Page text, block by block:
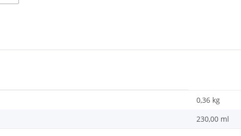
0,36 kg
230,00 ml